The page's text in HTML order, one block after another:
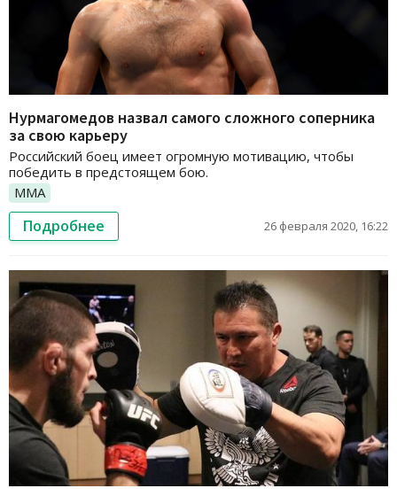
Нурмагомедов назвал самого сложного соперника
за свою карьеру
Российский боец имеет огромную мотивацию, чтобы
победить в предстоящем бою.
ММА
Подробнее 26 февраля 2020, 16:22